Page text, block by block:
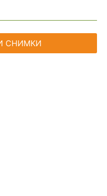
СНИМКИ